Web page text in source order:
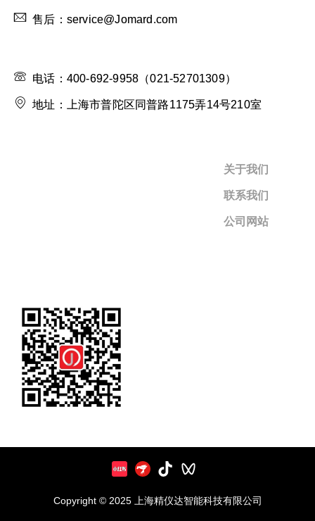
售后：service@Jomard.com
电话：400-692-9958（021-52701309）
地址：上海市普陀区同普路1175弄14号210室
关于我们
联系我们
公司网站
Copyright © 2025 上海精仪达智能科技有限公司